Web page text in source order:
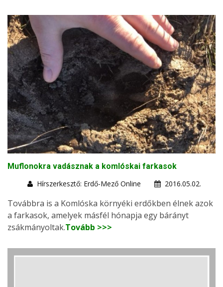
Muflonokra vadásznak a komlóskai farkasok
Hírszerkesztő: Erdő-Mező Online
2016.05.02.
Továbbra is a Komlóska környéki erdőkben élnek azok
a farkasok, amelyek másfél hónapja egy bárányt
zsákmányoltak.Tovább >>>